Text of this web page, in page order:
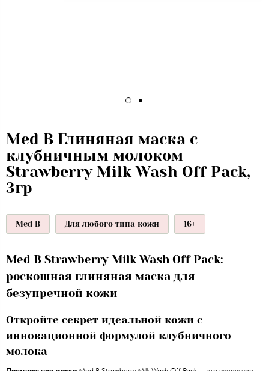
Med B Глиняная маска с
клубничным молоком
Strawberry Milk Wash Off Pack,
3гр
Med B Для любого типа кожи 16+
Med B Strawberry Milk Wash Off Pack:
роскошная глиняная маска для
безупречной кожи
Откройте секрет идеальной кожи с
инновационной формулой клубничного
молока